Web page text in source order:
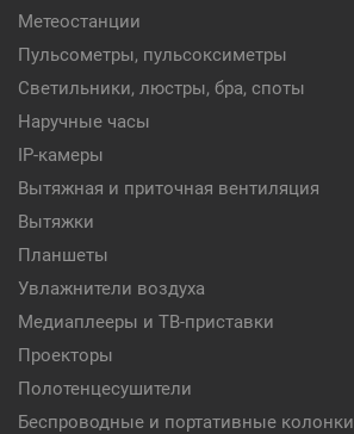
Метеостанции
Пульсометры, пульсоксиметры
Светильники, люстры, бра, споты
Наручные часы
IP-камеры
Вытяжная и приточная вентиляция
Вытяжки
Планшеты
Увлажнители воздуха
Медиаплееры и ТВ-приставки
Проекторы
Полотенцесушители
Беспроводные и портативные колонки